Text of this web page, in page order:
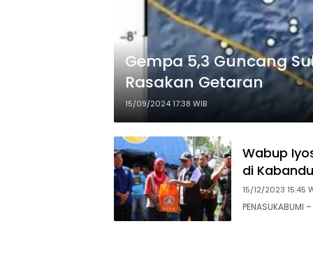
Gempa 5,3 Guncang
Rasakan Getaran
15/09/2024 17:38 WIB
Wabup
di
15/12/2023 15:45